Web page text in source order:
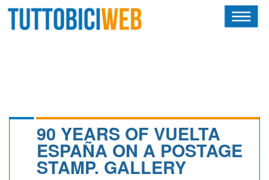
CALENDARIO
90 YEARS OF VUELTA
ESPAÑA ON A POSTAGE
STAMP. GALLERY